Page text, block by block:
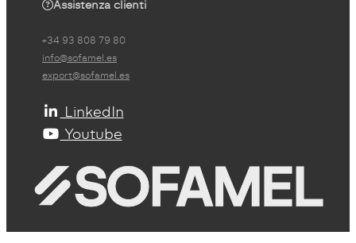
Assistenza clienti
+34 93 808 79 80
info@sofamel.es
export@sofamel.es
LinkedIn
Youtube